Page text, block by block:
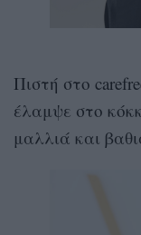
Πιστή στο
έλαμψε στο
μαλλιά και